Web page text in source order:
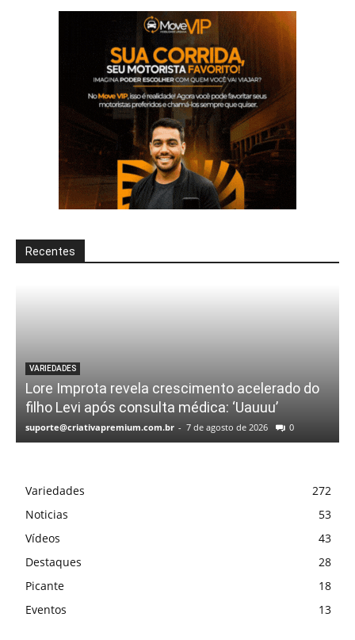
Recentes
VARIEDADES
Lore Improta revela crescimento acelerado do
filho Levi após consulta médica: ‘Uauuu’
suporte@criativapremium.com.br - 7 de agosto de 2026 0
Variedades
272
Noticias
53
Vídeos
43
Destaques
28
Picante
18
Eventos
13